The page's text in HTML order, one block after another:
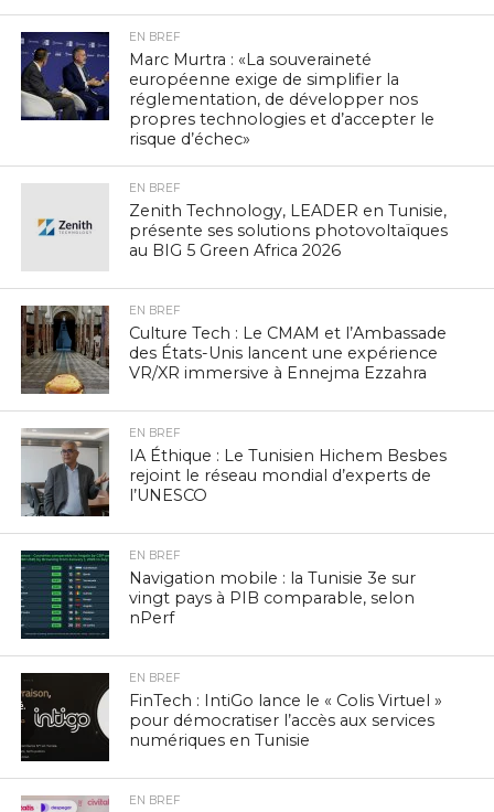
EN BREF
Marc Murtra : «La souveraineté
européenne exige de simplifier la
réglementation, de développer nos
propres technologies et d’accepter le
risque d’échec»
EN BREF
Zenith Technology, LEADER en Tunisie,
présente ses solutions photovoltaïques
au BIG 5 Green Africa 2026
EN BREF
Culture Tech : Le CMAM et l’Ambassade
des États-Unis lancent une expérience
VR/XR immersive à Ennejma Ezzahra
EN BREF
IA Éthique : Le Tunisien Hichem Besbes
rejoint le réseau mondial d’experts de
l’UNESCO
EN BREF
Navigation mobile : la Tunisie 3e sur
vingt pays à PIB comparable, selon
nPerf
EN BREF
FinTech : IntiGo lance le « Colis Virtuel »
pour démocratiser l’accès aux services
numériques en Tunisie
EN BREF